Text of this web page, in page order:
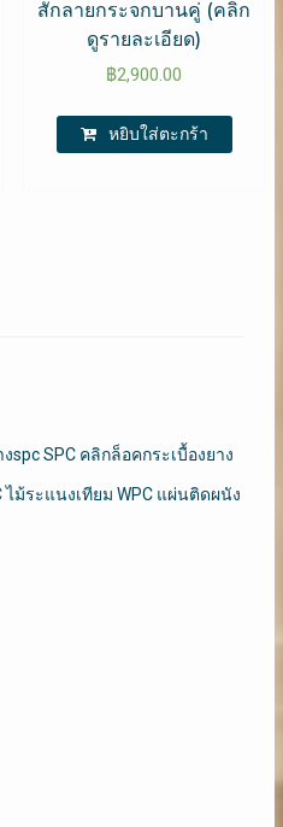
สักลายกระจกบานคู่ (คลิก
ดูรายละเอียด)
฿2,900.00
หยิบใส่ตะกร้า
งspc SPC คลิกล็อคกระเบื้องยาง
ม้ระแนงเทียม WPC แผ่นติดผนัง